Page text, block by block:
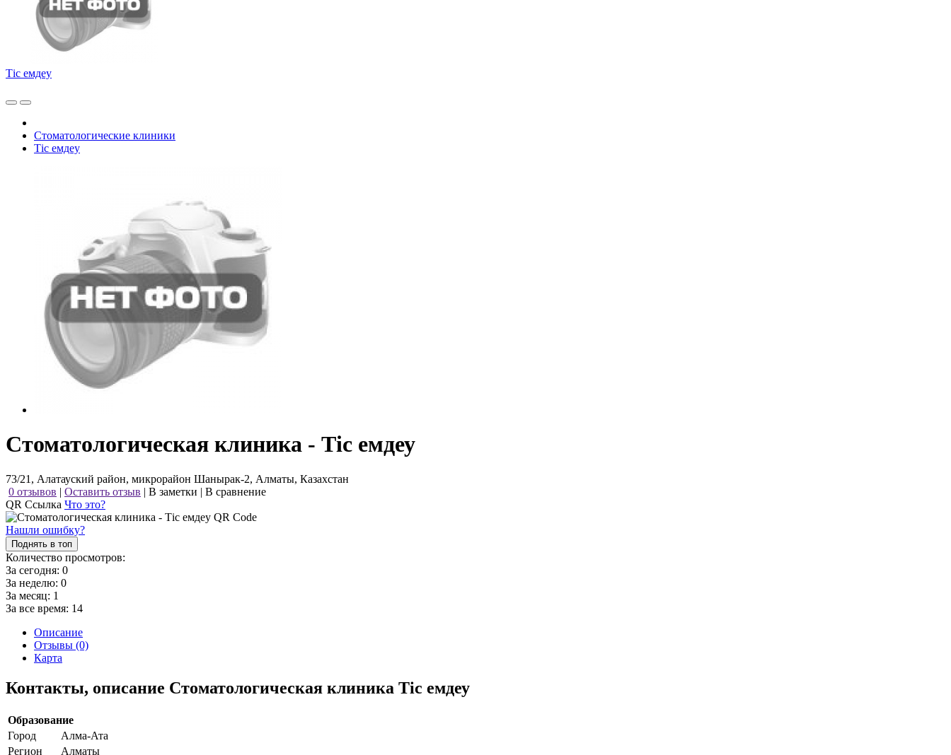
Тiс емдеу
Стоматологические клиники
Тiс емдеу
Стоматологическая клиника - Тiс емдеу
73/21, Алатауский район, микрорайон Шанырак-2, Алматы, Казахстан
0 отзывов | Оставить отзыв | В заметки | В сравнение
QR Ссылка Что это?
Нашли ошибку?
Поднять в топ
Количество просмотров:
За сегодня: 0
За неделю: 0
За месяц: 1
За все время: 14
Описание
Отзывы (0)
Карта
Контакты, описание Стоматологическая клиника Тiс емдеу
Образование
Город
Алма-Ата
Регион
Алматы